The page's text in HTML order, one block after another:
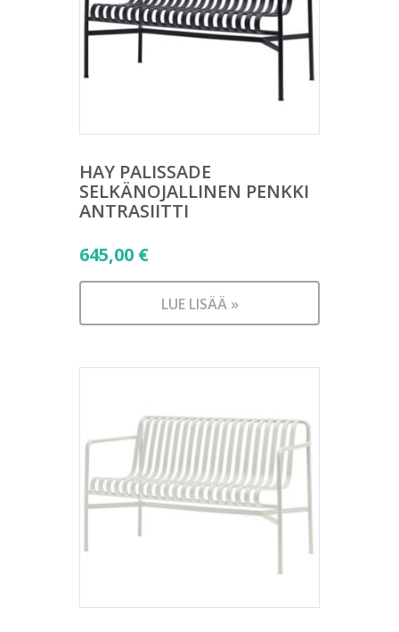
HAY PALISSADE
SELKÄNOJALLINEN PENKKI
ANTRASIITTI
645,00 €
LUE LISÄÄ »